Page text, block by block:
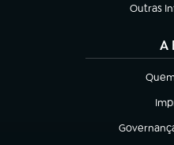
Outras
(abre
A
(abre
(abre em